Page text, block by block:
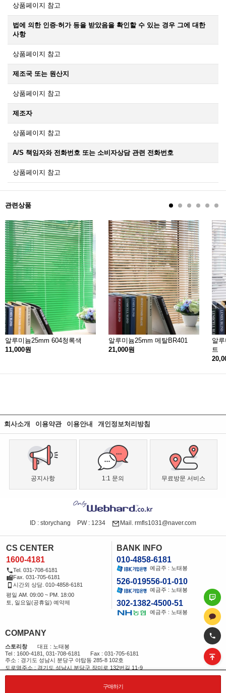
구매하기
상품페이지 참고
법에 의한 인증·허가 등을 받았음을 확인할 수 있는 경우 그에 대한
사항
상품페이지 참고
제조국 또는 원산지
상품페이지 참고
제조자
상품페이지 참고
A/S 책임자와 전화번호 또는 소비자상담 관련 전화번호
상품페이지 참고
관련상품
알루미늄25mm 604청록색
11,000원
알루미늄25mm 메탈BR401
21,000원
알
트
회사소개 이용약관 이용안내 개인정보처리방침
공지사항 1:1 문의 무료방문 서비스
ID : storychang PW : 1234 Mail. rmfls1031@naver.com
CS CENTER
1600-4181
Tel. 031-708-6181
Fax. 031-705-6181
시간외 상담. 010-4858-6181
평일 AM. 09:00 ~ PM. 18:00
토, 일요일(공휴일) 예약제
BANK INFO
010-4858-6181
예금주 : 노태봉
526-019556-01-010
예금주 : 노태봉
302-1382-4500-51
예금주 : 노태봉
COMPANY
스토리창
대표 : 노태봉
Tel : 1600-4181, 031-708-6181
Fax : 031-705-6181
주소 : 경기도 성남시 분당구 야탑동 285-8 102호
도로명주소 : 경기도 성남시 분당구 장미로 132번길 11-9
사업자등록번호 : 121-10-36594